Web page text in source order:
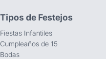
Tipos de Festejos
Fiestas Infantiles
Cumpleaños de 15
Bodas